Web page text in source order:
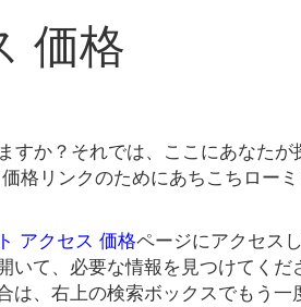
価格
すか？それでは、ここにあなたが
格リンクのためにあちこちロー
アクセス 価格ページにアクセス
て、必要な情報を見つけてくだ
は、右上の検索ボックスでもう一